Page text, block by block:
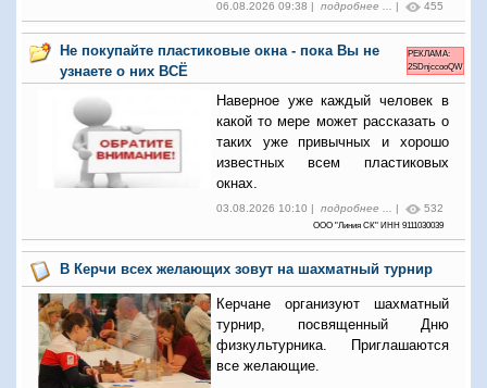
06.08.2026 09:38 | подробнее ... 455
Не покупайте пластиковые окна - пока Вы не
узнаете о них ВСЁ
РЕКЛАМА:
2SDnjccooQW
Наверное уже каждый человек в
какой то мере может рассказать о
таких уже привычных и хорошо
известных всем пластиковых
окнах.
03.08.2026 10:10 | подробнее ... 532
ООО "Линия СК" ИНН 9111030039
В Керчи всех желающих зовут на шахматный турнир
Керчане организуют шахматный
турнир, посвященный Дню
физкультурника. Приглашаются
все желающие.